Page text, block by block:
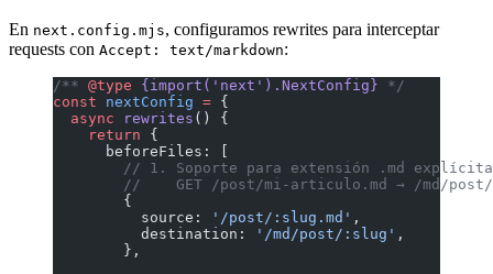
En next.config.mjs, configuramos rewrites para interceptar
requests con Accept: text/markdown:
/** @type {import('next').NextConfig} */
const nextConfig = {
  async
rewrites () {
    return
{
      beforeFiles: [
        // 1. Soporte para extensión .md explícita
//    GET /post/mi-articulo.md → /md/
        {
          source:
'/post/:slug.md' ,
          destination:
'/md/post/:slug' ,
        },